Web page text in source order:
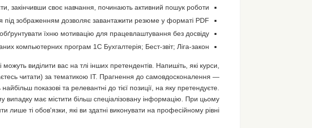
закінчивши своє навчання, починають активний пошук роботи.
під зображенням дозволяє завантажити резюме у форматі PDF.
їхню мотивацію для працевлаштування без досвіду.
компьютерних програм 1С Бухгалтерія; Бест-звіт; Ліга-закон.
можуть виділити вас на тлі інших претендентів. Напишіть, які курси,
читати) за тематикою ІТ. Прагнення до самовдосконалення —
показові та релевантні до тієї позиції, на яку претендуєте.
випадку має містити більш спеціалізовану інформацію. При цьому
лише ті обов'язки, які ви здатні виконувати на професійному рівні.